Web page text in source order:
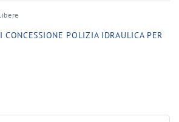
POLIZIA IDRAULICA PER